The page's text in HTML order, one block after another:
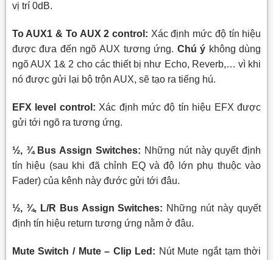
vị trí 0dB.
To AUX1 & To AUX 2 control: Xác định mức độ tín hiệu
được đưa đến ngõ AUX tương ứng. Chú ý không dùng
ngõ AUX 1& 2 cho các thiết bị như Echo, Reverb,… vì khi
nó được gửi lại bộ trộn AUX, sẽ tạo ra tiếng hú.
EFX level control: Xác định mức độ tín hiệu EFX được
gửi tới ngõ ra tương ứng.
½, ¾ Bus Assign Switches: Những nút này quyết định
tín hiệu (sau khi đã chỉnh EQ và độ lớn phụ thuộc vào
Fader) của kênh này đước gửi tới đâu.
½, ¾, L/R Bus Assign Switches: Những nút này quyết
định tín hiệu return tương ứng nằm ở đâu.
Mute Switch / Mute – Clip Led: Nút Mute ngắt tạm thời